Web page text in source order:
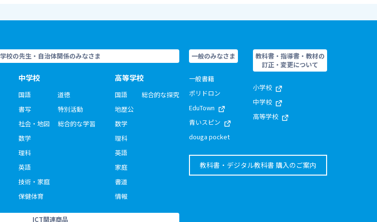
学校の先生・自治体関係のみなさま
中学校
国語
書写
社会・地図
数学
理科
英語
技術・家庭
保健体育
道徳
特別活動
総合的な学習
高等学校
国語
地歴公
数学
理科
英語
家庭
書道
情報
総合的な探究
ICT関連商品
一般のみなさま
一般書籍
ポリドロン
EduTown
青いスピン
douga pocket
教科書・指導書・教材の
訂正・変更について
小学校
中学校
高等学校
教科書・デジタル教科書 購入のご案内